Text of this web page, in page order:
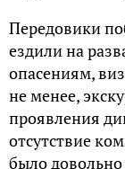
Передовики
ездили на
опасениям,
не менее,
проявления
отсутствие
было